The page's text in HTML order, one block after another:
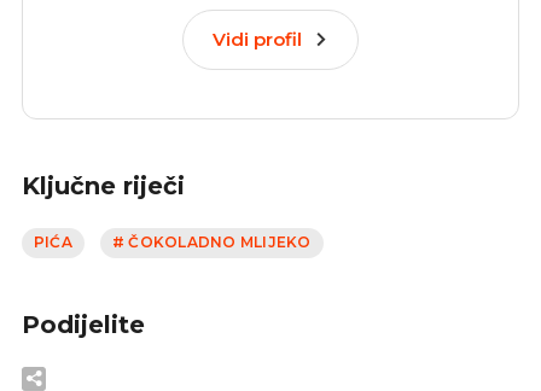
Vidi profil
Ključne riječi
PIĆA # ČOKOLADNO MLIJEKO
Podijelite